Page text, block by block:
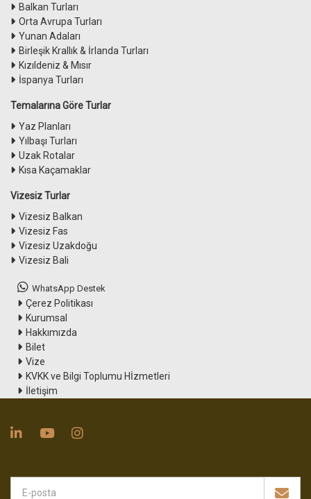
Balkan Turları
Orta Avrupa Turları
Yunan Adaları
Birleşik Krallık & İrlanda Turları
Kızıldeniz & Mısır
İspanya Turları
Temalarına Göre Turlar
Yaz Planları
Yılbaşı Turları
Uzak Rotalar
Kısa Kaçamaklar
Vizesiz Turlar
Vizesiz Balkan
Vizesiz Fas
Vizesiz Uzakdoğu
Vizesiz Bali
WhatsApp Destek
Çerez Politikası
Kurumsal
Hakkımızda
Bilet
Vize
KVKK ve Bilgi Toplumu Hİzmetleri
İletişim